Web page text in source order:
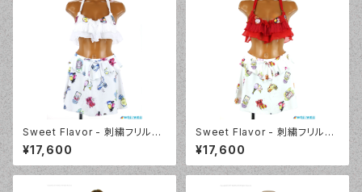
Sweet Flavor - 刺繍フリルプ
リントスカート付 3点セット（33
7020 - 80:ブルー）
¥17,600
Sweet Flavor - 刺繍フリルプ
リントスカート付 3点セット（33
7020 - 40:レッド）
¥17,600